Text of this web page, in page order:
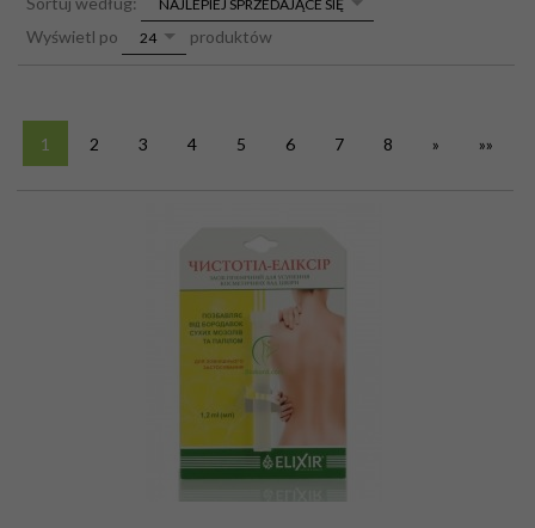
NAJLEPIEJ SPRZEDAJĄCE SIĘ
Wyświetl po pop24 produktów
1 2 3 4 5 6 7 8 » »»